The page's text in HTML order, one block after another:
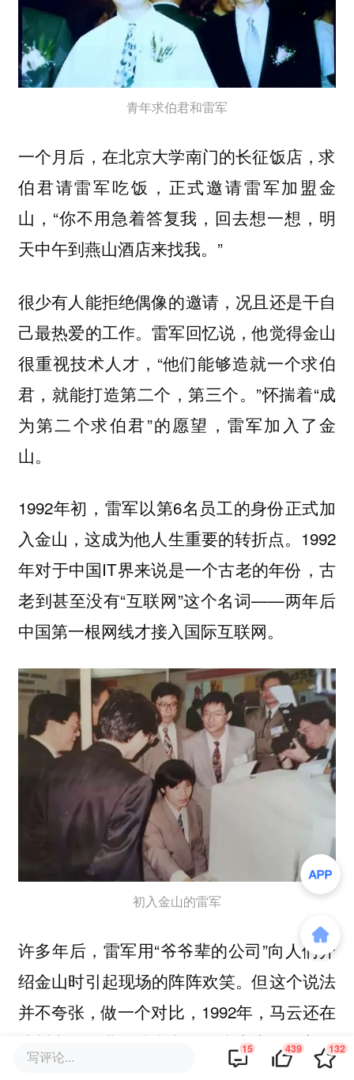
青年求伯君和雷军
一个月后，在北京大学南门的长征饭店，求
伯君请雷军吃饭，正式邀请雷军加盟金
山，“你不用急着答复我，回去想一想，明
天中午到燕山酒店来找我。”
很少有人能拒绝偶像的邀请，况且还是干自
己最热爱的工作。雷军回忆说，他觉得金山
很重视技术人才，“他们能够造就一个求伯
君，就能打造第二个，第三个。”怀揣着“成
为第二个求伯君”的愿望，雷军加入了金
山。
1992年初，雷军以第6名员工的身份正式加
入金山，这成为他人生重要的转折点。1992
年对于中国IT界来说是一个古老的年份，古
老到甚至没有“互联网”这个名词——两年后
中国第一根网线才接入国际互联网。
初入金山的雷军
许多年后，雷军用“爷爷辈的公司”向人们介
绍金山时引起现场的阵阵欢笑。但这个说法
并不夸张，做一个对比，1992年，马云还在
杭州电子工业学院当老师；李彦宏还是美国
布法罗纽约州立大学的一名硕士生；马化腾
写评论... 15 439 132